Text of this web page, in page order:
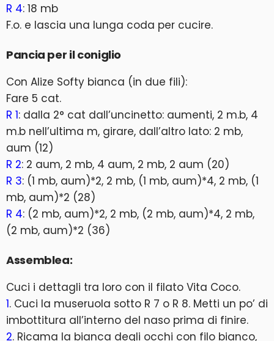
R 4: 18 mb
F.o. e lascia una lunga coda per cucire.
Pancia per il coniglio
Con Alize Softy bianca (in due fili):
Fare 5 cat.
R 1: dalla 2° cat dall’uncinetto: aumenti, 2 m.b, 4
m.b nell’ultima m, girare, dall’altro lato: 2 mb,
aum (12)
R 2: 2 aum, 2 mb, 4 aum, 2 mb, 2 aum (20)
R 3: (1 mb, aum)*2, 2 mb, (1 mb, aum)*4, 2 mb, (1
mb, aum)*2 (28)
R 4: (2 mb, aum)*2, 2 mb, (2 mb, aum)*4, 2 mb,
(2 mb, aum)*2 (36)
Assemblea:
Cuci i dettagli tra loro con il filato Vita Coco.
1. Cuci la museruola sotto R 7 o R 8. Metti un po’ di
imbottitura all’interno del naso prima di finire.
2. Ricama la bianca degli occhi con filo bianco,